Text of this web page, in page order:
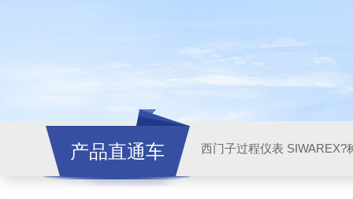
产品直通车 西门子过程仪表 SIWAREX?